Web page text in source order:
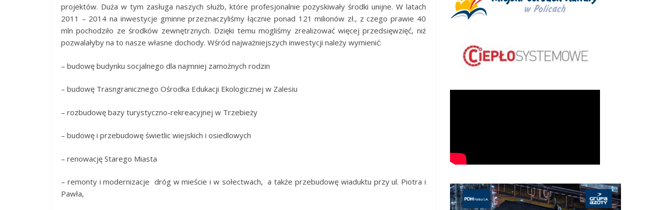
projektów. Duża w tym zasługa naszych służb, które profesjonalnie pozyskiwały środki unijne. W latach
2011 – 2014 na inwestycje gminne przeznaczyliśmy łącznie ponad 121 milionów zł., z czego prawie 40
mln pochodziło ze środków zewnętrznych. Dzięki temu mogliśmy zrealizować więcej przedsięwzięć, niż
pozwalałyby na to nasze własne dochody. Wśród najważniejszych inwestycji należy wymienić:
– budowę budynku socjalnego dla najmniej zamożnych rodzin
– budowę Trasngranicznego Ośrodka Edukacji Ekologicznej w Zalesiu
– rozbudowę bazy turystyczno-rekreacyjnej w Trzebieży
– budowę i przebudowę świetlic wiejskich i osiedlowych
– renowację Starego Miasta
– remonty i modernizacje dróg w mieście i w sołectwach, a także przebudowę wiaduktu przy ul. Piotra i
Pawła,